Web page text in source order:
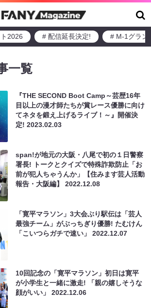
2026 # 配信延長決定! # M-1グラン
一覧
『THE SECOND Boot Camp～芸歴16年
目以上の漫才師たちが賞レース優勝に向け
てネタを鍛え上げるライブ！～』開催決
定!2023.02.03
span!が地元の大阪・八尾で初の１日警察
署長! トークとクイズで特殊詐欺防止「お
前が犯人ちゃうんか」【住みます芸人活動
報告・大阪編】2022.12.08
「寛平マラソン」3大会ぶり駅伝は「芸人
最強チーム」がぶっちぎり優勝! たむけん
「こいつらガチで速い」2022.12.07
10回記念の「寛平マラソン」初日は寛平
が小学生と一緒に激走! 「親の嬉しそうな
顔がいい」2022.12.06